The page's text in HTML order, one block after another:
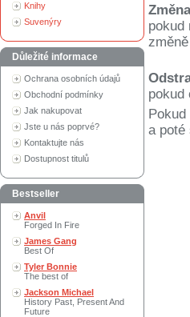
Knihy
Suvenýry
Důležité informace
Ochrana osobních údajů
Obchodní podmínky
Jak nakupovat
Jste u nás poprvé?
Kontaktujte nás
Dostupnost titulů
Bestseller
Anvil
Forged In Fire
James Gang
Best Of
Tyler Bonnie
The best of
Jackson Michael
History Past, Present And
Future
pokud
a poté